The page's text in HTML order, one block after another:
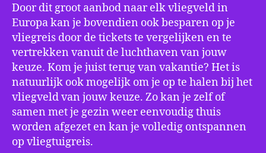
Door dit groot aanbod naar elk vliegveld in
Europa kan je bovendien ook besparen op je
vliegreis door de tickets te vergelijken en te
vertrekken vanuit de luchthaven van jouw
keuze. Kom je juist terug van vakantie? Het is
natuurlijk ook mogelijk om je op te halen bij het
vliegveld van jouw keuze. Zo kan je zelf of
samen met je gezin weer eenvoudig thuis
worden afgezet en kan je volledig ontspannen
op vliegtuigreis.